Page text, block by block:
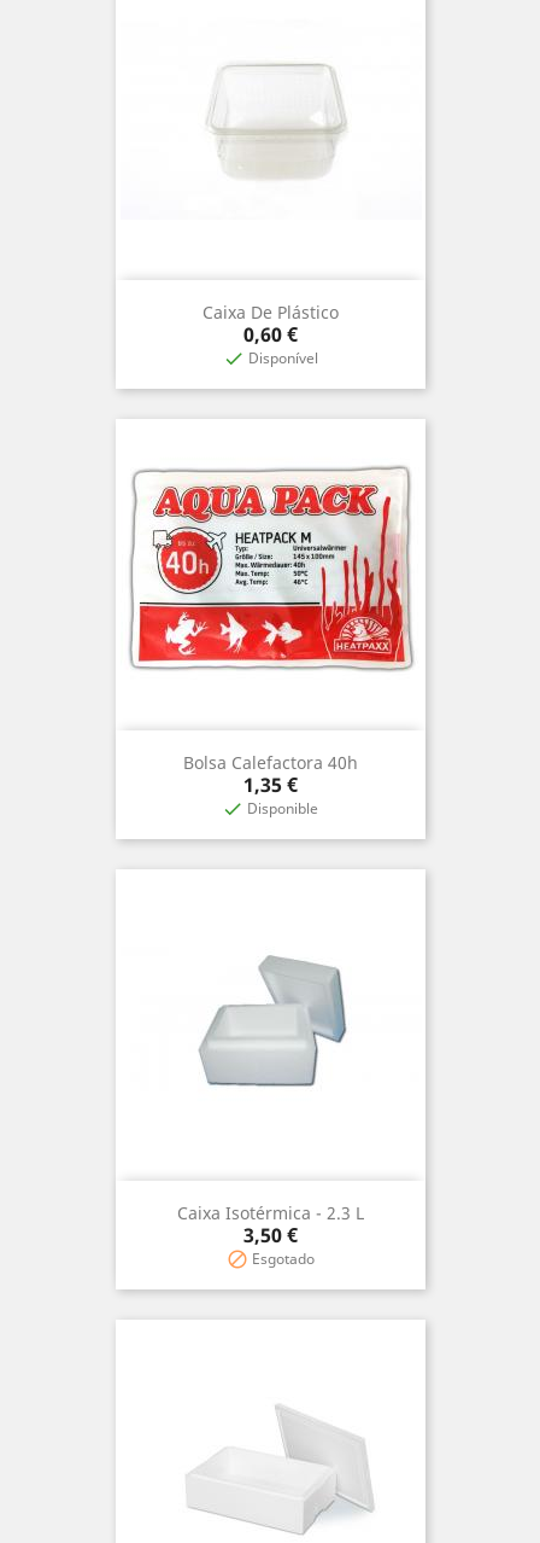
Caixa De Plástico
Precio
0,60 €
 Disponível
Bolsa Calefactora 40h
Precio
1,35 €
 Disponible
Caixa Isotérmica - 2.3 L
Precio
3,50 €
 Esgotado